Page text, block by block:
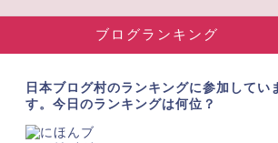
ブログランキング
日本ブログ村のランキングに参加してい
す。今日のランキングは何位？